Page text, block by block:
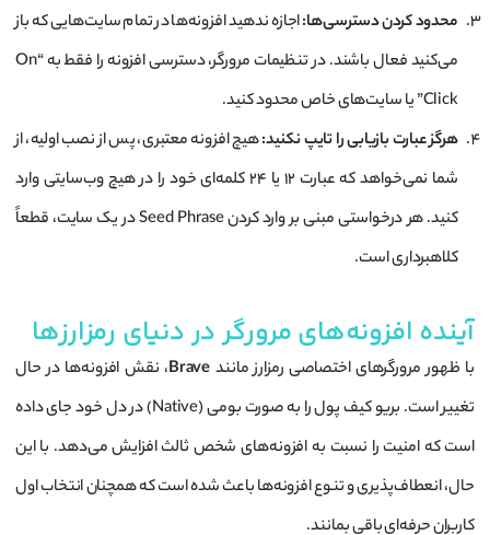
محدود کردن دسترسی‌ها:اجازه ندهید افزونه‌ها در تمام سایت‌هایی که باز
می‌کنید فعال باشند. در تنظیمات مرورگر، دسترسی افزونه را فقط به “On
Click” یا سایت‌های خاص محدود کنید.
هرگز عبارت بازیابی را تایپ نکنید:هیچ افزونه معتبری، پس از نصب اولیه، از
شما نمی‌خواهد که عبارت ۱۲ یا ۲۴ کلمه‌ای خود را در هیچ وب‌سایتی وارد
کنید. هر درخواستی مبنی بر وارد کردن Seed Phrase در یک سایت، قطعاً
کلاهبرداری است.
آینده افزونه‌های مرورگر در دنیای رمزارزها
با ظهور مرورگرهای اختصاصی رمزارز مانند Brave، نقش افزونه‌ها در حال
تغییر است. بریو کیف پول را به صورت بومی (Native) در دل خود جای داده
است که امنیت را نسبت به افزونه‌های شخص ثالث افزایش می‌دهد. با این
حال، انعطاف‌پذیری و تنوع افزونه‌ها باعث شده است که همچنان انتخاب اول
کاربران حرفه‌ای باقی بمانند.